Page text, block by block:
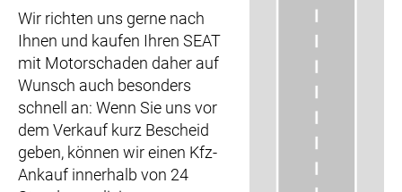
Wir richten uns gerne nach
Ihnen und kaufen Ihren SEAT
mit Motorschaden daher auf
Wunsch auch besonders
schnell an: Wenn Sie uns vor
dem Verkauf kurz Bescheid
geben, können wir einen Kfz-
Ankauf innerhalb von 24